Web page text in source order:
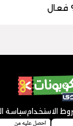
الاستخدامسياسة